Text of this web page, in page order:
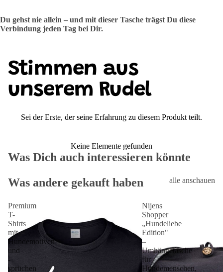
Du gehst nie allein – und mit dieser Tasche trägst Du diese
Verbindung jeden Tag bei Dir.
Stimmen aus
unserem Rudel
Sei der Erste, der seine Erfahrung zu diesem Produkt teilt.
Keine Elemente gefunden
Was Dich auch interessieren könnte
Was andere gekauft haben
alle anschauen
Premium
T-
Shirts
mit
Hundemotiven
und
-
sprüchen
Nijens
Shopper
„Hundeliebe
Edition"
–
Umhängetasche
für
Hundemenschen,